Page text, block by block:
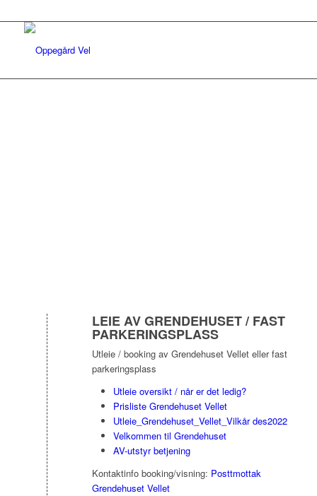
LEIE AV GRENDEHUSET / FAST
PARKERINGSPLASS
Utleie / booking av Grendehuset Vellet eller fast
parkeringsplass
Utleie oversikt / når er det ledig?
Prisliste Grendehuset Vellet
Utleie_Grendehuset_Vellet_Vilkår des2022
Velkommen til Grendehuset
AV-utstyr betjening
Kontaktinfo booking/visning: Posttmottak
Grendehuset Vellet